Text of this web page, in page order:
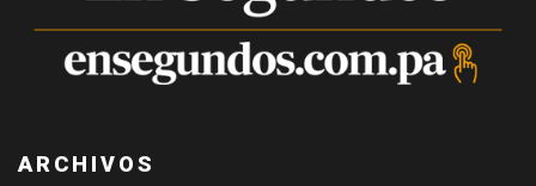
ARCHIVOS